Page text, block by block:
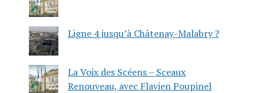
Ligne 4 jusqu’à Châtenay-Malabry ?
La Voix des Scéens – Sceaux
Renouveau, avec Flavien Poupinel